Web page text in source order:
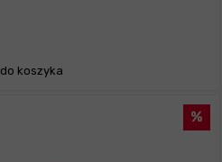
do koszyka